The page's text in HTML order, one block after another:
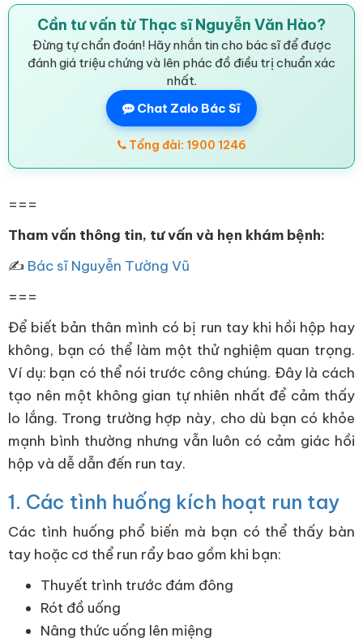
Cần tư vấn từ Thạc sĩ Nguyễn Văn Hào?
Đừng tự chẩn đoán! Hãy nhắn tin cho bác sĩ để được
đánh giá triệu chứng và lên phác đồ điều trị chuẩn xác
nhất.
Chat Zalo Bác Sĩ
Tổng đài: 1900 1246
===
Tham vấn thông tin, tư vấn và hẹn khám bệnh:
✍ Bác sĩ Nguyễn Tường Vũ
===
Để biết bản thân mình có bị run tay khi hồi hộp hay
không, bạn có thể làm một thử nghiệm quan trọng.
Ví dụ: bạn có thể nói trước công chúng. Đây là cách
tạo nên một không gian tự nhiên nhất để cảm thấy
lo lắng. Trong trường hợp này, cho dù bạn có khỏe
mạnh bình thường nhưng vẫn luôn có cảm giác hồi
hộp và dễ dẫn đến run tay.
1. Các tình huống kích hoạt run tay
Các tình huống phổ biến mà bạn có thể thấy bàn
tay hoặc cơ thể run rẩy bao gồm khi bạn:
Thuyết trình trước đám đông
Rót đồ uống
Nâng thức uống lên miệng